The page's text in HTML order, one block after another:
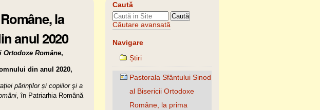
la
anul 2020
Române,
din anul 2020,
părinților și copiilor şi a
, în Patriarhia Română
Caută
Căutare avansată
Navigare
Știri
Pastorala Sfântului Sinod
al Bisericii Ortodoxe
Române, la prima